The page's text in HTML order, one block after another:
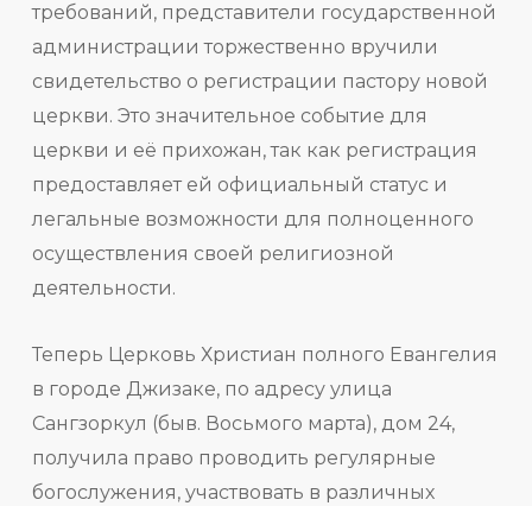
требований, представители государственной
администрации торжественно вручили
свидетельство о регистрации пастору новой
церкви. Это значительное событие для
церкви и её прихожан, так как регистрация
предоставляет ей официальный статус и
легальные возможности для полноценного
осуществления своей религиозной
деятельности.
Теперь Церковь Христиан полного Евангелия
в городе Джизаке, по адресу улица
Сангзоркул (быв. Восьмого марта), дом 24,
получила право проводить регулярные
богослужения, участвовать в различных